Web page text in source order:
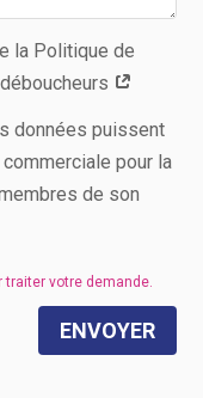
la Politique de
données puissent
pour la
de son
ENVOYER